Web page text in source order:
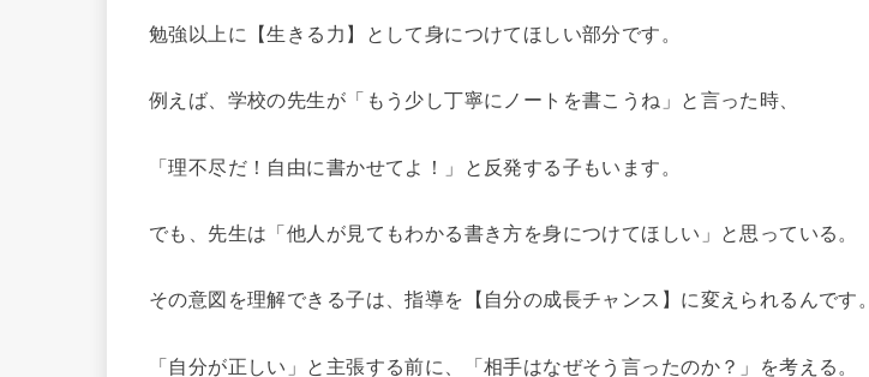
勉強以上に【生きる力】として身につけてほしい部分です。
例えば、学校の先生が「もう少し丁寧にノートを書こうね」と言った時、
「理不尽だ！自由に書かせてよ！」と反発する子もいます。
でも、先生は「他人が見てもわかる書き方を身につけてほしい」と思っている。
その意図を理解できる子は、指導を【自分の成長チャンス】に変えられるんです。
「自分が正しい」と主張する前に、「相手はなぜそう言ったのか？」を考える。